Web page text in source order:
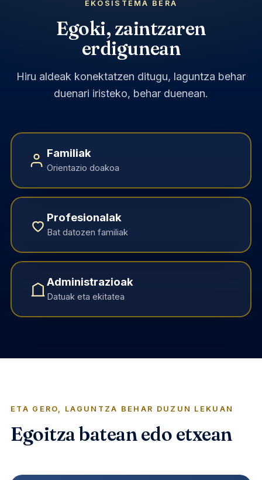
EKOSISTEMA BERA
Egoki, zaintzaren
erdigunean
Hiru aldeak konektatzen ditugu, laguntza behar
duenari iristeko, behar duenean.
Familiak
Orientazio doakoa
Profesionalak
Bat datozen familiak
Administrazioak
Datuak eta ekitatea
ETA GERO, LAGUNTZA BEHAR DUZUN LEKUAN
Egoitza batean edo etxean